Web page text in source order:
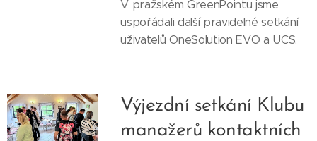
V pražském GreenPointu jsme
uspořádali další pravidelné setkání
uživatelů OneSolution EVO a UCS.
Výjezdní setkání Klubu
manažerů kontaktních